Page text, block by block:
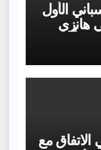
الأول
هانزي
تواليًا
الاتفاق مع